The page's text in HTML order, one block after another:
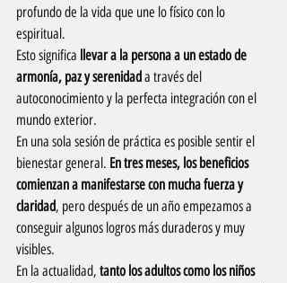
profundo de la vida que une lo físico con lo
espiritual.
Esto significa llevar a la persona a un estado de
armonía, paz y serenidad a través del
autoconocimiento y la perfecta integración con el
mundo exterior.
En una sola sesión de práctica es posible sentir el
bienestar general. En tres meses, los beneficios
comienzan a manifestarse con mucha fuerza y
claridad, pero después de un año empezamos a
conseguir algunos logros más duraderos y muy
visibles.
En la actualidad, tanto los adultos como los niños